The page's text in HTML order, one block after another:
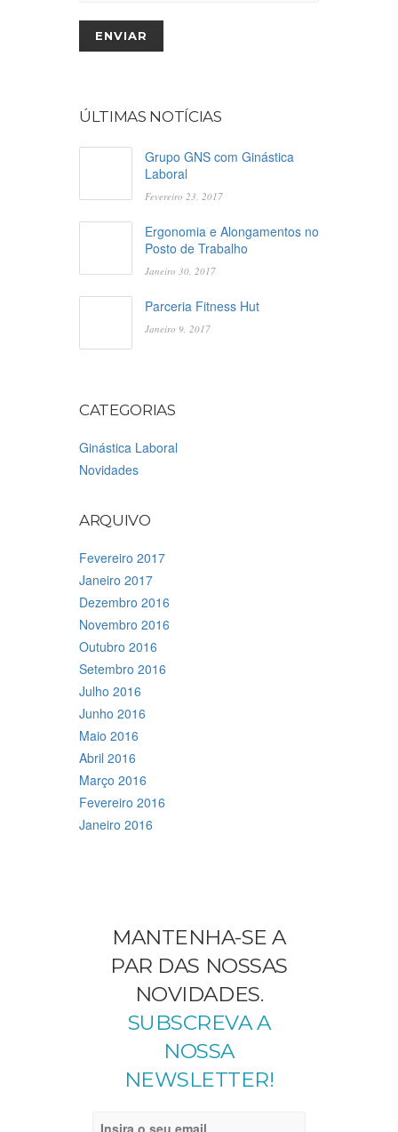
ÚLTIMAS NOTÍCIAS
Grupo GNS com Ginástica
Laboral
Fevereiro 23, 2017
Ergonomia e Alongamentos no
Posto de Trabalho
Janeiro 30, 2017
Parceria Fitness Hut
Janeiro 9, 2017
CATEGORIAS
Ginástica Laboral
Novidades
ARQUIVO
Fevereiro 2017
Janeiro 2017
Dezembro 2016
Novembro 2016
Outubro 2016
Setembro 2016
Julho 2016
Junho 2016
Maio 2016
Abril 2016
Março 2016
Fevereiro 2016
Janeiro 2016
MANTENHA-SE A
PAR DAS NOSSAS
NOVIDADES.
SUBSCREVA A
NOSSA
NEWSLETTER!